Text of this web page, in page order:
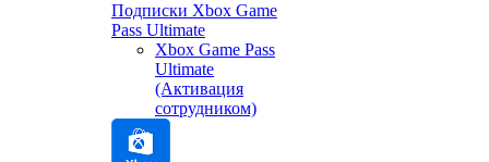
Подписки Xbox Game
Pass Ultimate
Xbox Game Pass
Ultimate
(Активация
сотрудником)